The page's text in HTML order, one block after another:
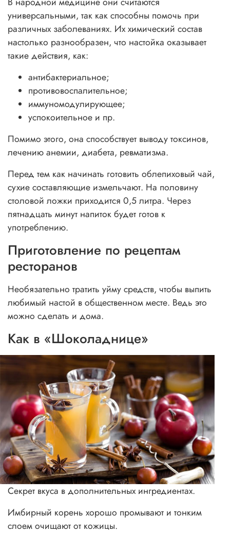
универсальными, так как способны помочь при
различных заболеваниях. Их химический состав
настолько разнообразен, что настойка оказывает
такие действия, как:
антибактериальное;
противовоспалительное;
иммуномодулирующее;
успокоительное и пр.
Помимо этого, она способствует выводу токсинов,
лечению анемии, диабета, ревматизма.
Перед тем как начинать готовить облепиховый чай,
сухие составляющие измельчают. На половину
столовой ложки приходится 0,5 литра. Через
пятнадцать минут напиток будет готов к
употреблению.
Приготовление по рецептам
ресторанов
Необязательно тратить уйму средств, чтобы выпить
любимый настой в общественном месте. Ведь это
можно сделать и дома.
Как в «Шоколаднице»
Секрет вкуса в дополнительных ингредиентах.
Имбирный корень хорошо промывают и тонким
слоем очищают от кожицы.